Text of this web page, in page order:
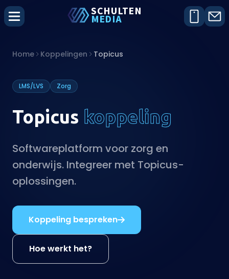
SCHULTEN
MEDIA
Home Koppelingen Topicus
LMS/LVS Zorg
Topicus koppeling
Softwareplatform voor zorg en
onderwijs. Integreer met Topicus-
oplossingen.
Koppeling bespreken
Hoe werkt het?